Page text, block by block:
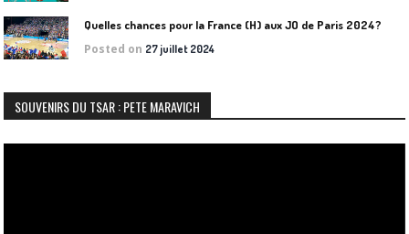
Quelles chances pour la France (H) aux JO de Paris 2024?
Posted on 27 juillet 2024
SOUVENIRS DU TSAR : PETE MARAVICH